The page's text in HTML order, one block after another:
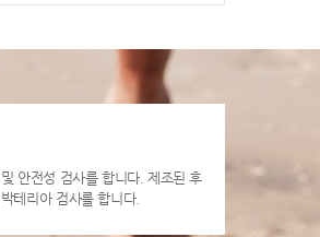
안전성 검사를 합니다. 제조된 후
테리아 검사를 합니다.